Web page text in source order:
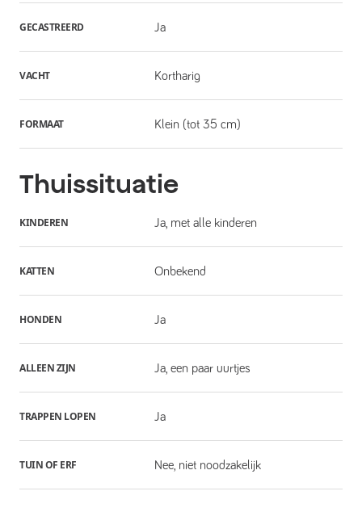
GECASTREERD Ja
VACHT Kortharig
FORMAAT Klein (tot 35 cm)
Thuissituatie
KINDEREN Ja, met alle kinderen
KATTEN Onbekend
HONDEN Ja
ALLEEN ZIJN Ja, een paar uurtjes
TRAPPEN LOPEN Ja
TUIN OF ERF Nee, niet noodzakelijk